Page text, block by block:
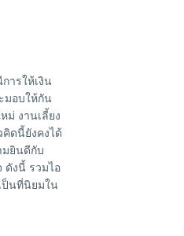
ารให้เงิน
มอบให้กัน
งานเลี้ยง
ดนี้ยังคงได้
มยินดีกับ
ดังนี้ รวมไอ
ป็นที่นิยมใน